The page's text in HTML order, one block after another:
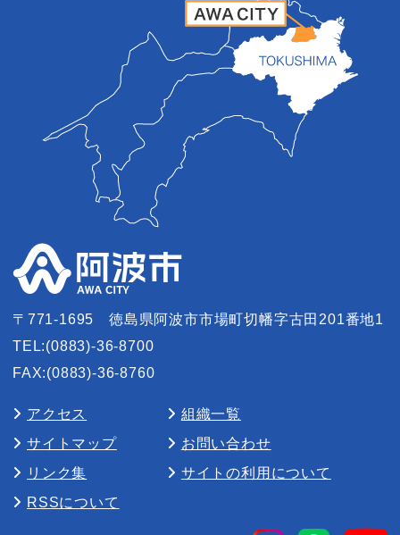
〒771-1695
徳島県阿波市市場町切幡字古田201番地1
TEL:(0883)-36-8700
FAX:(0883)-36-8760
アクセス
組織一覧
サイトマップ
お問い合わせ
リンク集
サイトの利用について
RSSについて